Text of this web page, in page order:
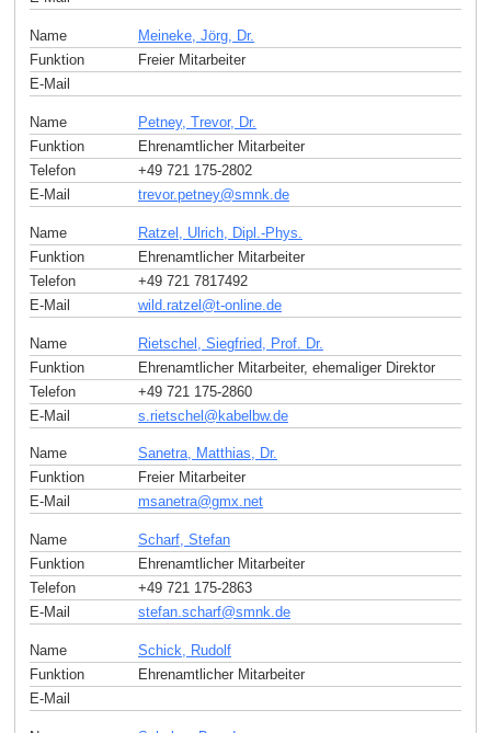
Name
Meineke, Jörg, Dr.
Funktion
Freier Mitarbeiter
E-Mail
Name
Petney, Trevor, Dr.
Funktion
Ehrenamtlicher Mitarbeiter
Telefon
+49 721 175-2802
E-Mail
trevor.petney@smnk de
Name
Ratzel, Ulrich, Dipl.-Phys.
Funktion
Ehrenamtlicher Mitarbeiter
Telefon
+49 721 7817492
E-Mail
wild.ratzel@t-online de
Name
Rietschel, Siegfried, Prof. Dr.
Funktion
Ehrenamtlicher Mitarbeiter, ehemaliger Direktor
Telefon
+49 721 175-2860
E-Mail
s.rietschel@kabelbw.de
Name
Sanetra, Matthias, Dr.
Funktion
Freier Mitarbeiter
E-Mail
msanetra@gmx.net
Name
Scharf, Stefan
Funktion
Ehrenamtlicher Mitarbeiter
Telefon
+49 721 175-2863
E-Mail
stefan.scharf@smnk.de
Name
Schick, Rudolf
Funktion
Ehrenamtlicher Mitarbeiter
E-Mail